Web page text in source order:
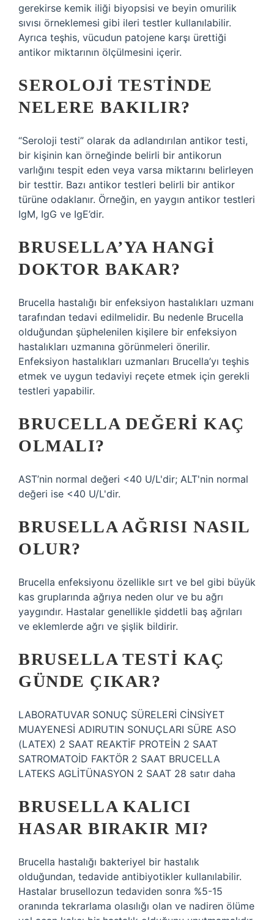
gerekirse kemik iliği biyopsisi ve beyin omurilik
sıvısı örneklemesi gibi ileri testler kullanılabilir.
Ayrıca teşhis, vücudun patojene karşı ürettiği
antikor miktarının ölçülmesini içerir.
SEROLOJI TESTINDE
NELERE BAKILIR?
“Seroloji testi” olarak da adlandırılan antikor testi,
bir kişinin kan örneğinde belirli bir antikorun
varlığını tespit eden veya varsa miktarını belirleyen
bir testtir. Bazı antikor testleri belirli bir antikor
türüne odaklanır. Örneğin, en yaygın antikor testleri
IgM, IgG ve IgE’dir.
BRUSELLA’YA HANGI
DOKTOR BAKAR?
Brucella hastalığı bir enfeksiyon hastalıkları uzmanı
tarafından tedavi edilmelidir. Bu nedenle Brucella
olduğundan şüphelenilen kişilere bir enfeksiyon
hastalıkları uzmanına görünmeleri önerilir.
Enfeksiyon hastalıkları uzmanları Brucella’yı teşhis
etmek ve uygun tedaviyi reçete etmek için gerekli
testleri yapabilir.
BRUCELLA DEĞERI KAÇ
OLMALI?
AST’nin normal değeri <40 U/L'dir; ALT'nin normal
değeri ise <40 U/L'dir.
BRUSELLA AĞRISI NASIL
OLUR?
Brucella enfeksiyonu özellikle sırt ve bel gibi büyük
kas gruplarında ağrıya neden olur ve bu ağrı
yaygındır. Hastalar genellikle şiddetli baş ağrıları
ve eklemlerde ağrı ve şişlik bildirir.
BRUSELLA TESTI KAÇ
GÜNDE ÇIKAR?
LABORATUVAR SONUÇ SÜRELERİ CİNSİYET
MUAYENESİ ADIRUTIN SONUÇLARI SÜRE ASO
(LATEX) 2 SAAT REAKTİF PROTEİN 2 SAAT
SATROMATOİD FAKTÖR 2 SAAT BRUCELLA
LATEKS AGLİTÜNASYON 2 SAAT 28 satır daha
BRUSELLA KALICI
HASAR BIRAKIR MI?
Brucella hastalığı bakteriyel bir hastalık
olduğundan, tedavide antibiyotikler kullanılabilir.
Hastalar brusellozun tedaviden sonra %5-15
oranında tekrarlama olasılığı olan ve nadiren ölüme